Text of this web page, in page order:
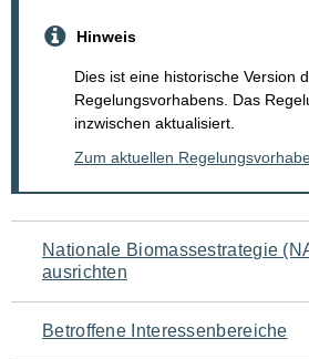
Hinweis
Dies ist eine historische Version
Regelungsvorhabens. Das
inzwischen aktualisiert.
Zum aktuellen
Navigation
für
den
Nationale Biomassestrategie
ausrichten
Betroffene Interessenbereiche